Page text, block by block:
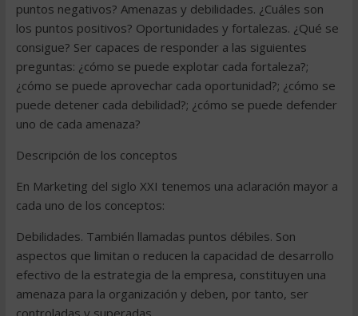
puntos negativos? Amenazas y debilidades. ¿Cuáles son
los puntos positivos? Oportunidades y fortalezas. ¿Qué se
consigue? Ser capaces de responder a las siguientes
preguntas: ¿cómo se puede explotar cada fortaleza?;
¿cómo se puede aprovechar cada oportunidad?; ¿cómo se
puede detener cada debilidad?; ¿cómo se puede defender
uno de cada amenaza?
Descripción de los conceptos
En Marketing del siglo XXI tenemos una aclaración mayor a
cada uno de los conceptos:
Debilidades. También llamadas puntos débiles. Son
aspectos que limitan o reducen la capacidad de desarrollo
efectivo de la estrategia de la empresa, constituyen una
amenaza para la organización y deben, por tanto, ser
controladas y superadas.